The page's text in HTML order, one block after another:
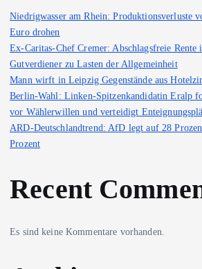
Niedrigwasser am Rhein: Produktionsverluste
Euro drohen
Ex-Caritas-Chef Cremer: Abschlagsfreie Rente
Gutverdiener zu Lasten der Allgemeinheit
Mann wirft in Leipzig Gegenstände aus
Berlin-Wahl: Linken-Spitzenkandidatin Eralp
vor Wählerwillen und verteidigt
ARD-Deutschlandtrend: AfD legt auf 28
Prozent
Recent
Es sind keine Kommentare vorhanden.